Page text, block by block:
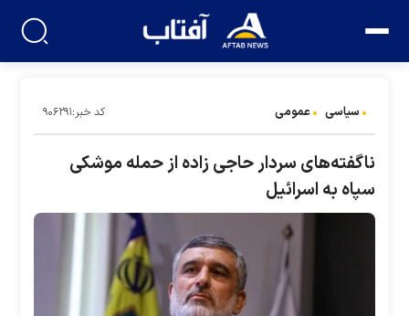
سیاسی عمومی کد خبر:۹۰۶۲۹۱
ناگفته‌های سردار حاجی زاده از حمله موشکی
سپاه به اسرائیل